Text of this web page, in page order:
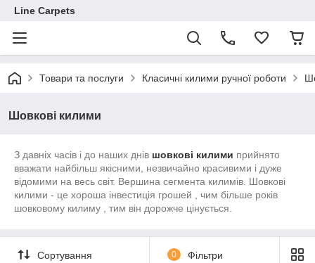
Line Carpets
Товари та послуги Класичні килими ручної роботи
Шовкові килими
З давніх часів і до наших днів шовкові килими прийнято
вважати найбільш якісними, незвичайно красивими і дуже
відомими на весь світ. Вершина сегмента килимів. Шовкові
килими - це хороша інвестиція грошей , чим більше років
шовковому килиму , тим він дорожче цінується.
Сортування 0 Фільтри